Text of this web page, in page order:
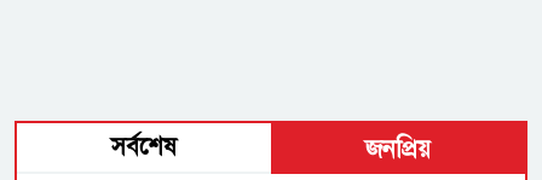
সর্বশেষ জনপ্রিয়